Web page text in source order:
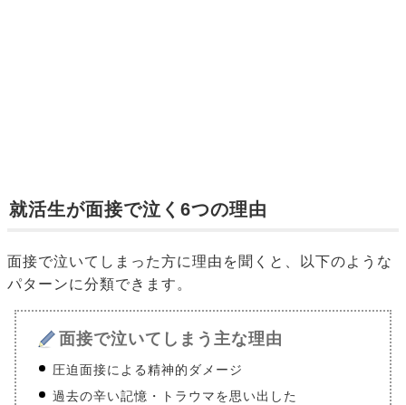
就活生が面接で泣く6つの理由
面接で泣いてしまった方に理由を聞くと、以下のような
パターンに分類できます。
面接で泣いてしまう主な理由
圧迫面接による精神的ダメージ
過去の辛い記憶・トラウマを思い出した